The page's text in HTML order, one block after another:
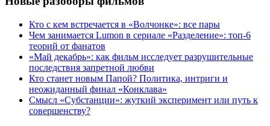
Кто с кем встречается в «Волчонке»: все пары
Чем занимается Lumon в сериале «Разделение»: топ-6
теорий от фанатов
«Май декабрь»: как фильм исследует разрушительные
последствия запретной любви
Кто станет новым Папой? Политика, интриги и
неожиданный финал «Конклава»
Cмысл «Субстанции»: жуткий эксперимент или путь к
совершенству?